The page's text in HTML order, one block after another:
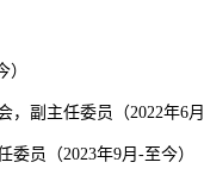
）
，副主任委员（2022年6月
委员（2023年9月 -至今）